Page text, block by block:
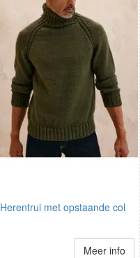
Herentrui met opstaande col
Meer info